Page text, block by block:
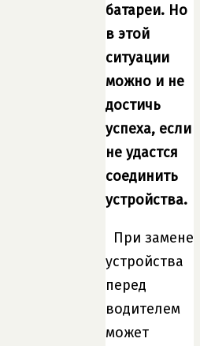
батареи. Но
в этой
ситуации
можно и не
достичь
успеха, если
не удастся
соединить
устройства.
При замене
устройства
перед
водителем
может